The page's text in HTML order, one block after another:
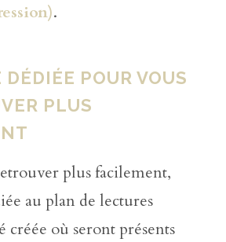
.
DÉDIÉE POUR VOUS
PLUS
plus facilement,
au plan de lectures
créée où seront présents